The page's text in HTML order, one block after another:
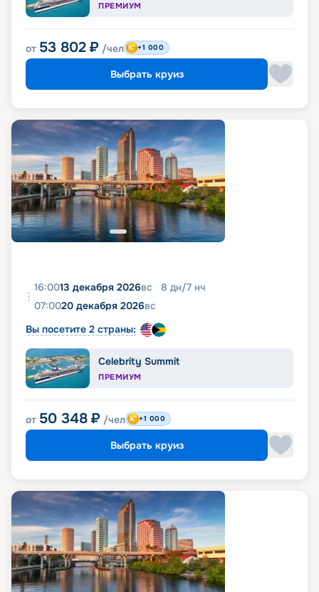
ПРЕМИУМ
от 53 802 ₽ /чел +1 000
Выбрать круиз
16:0013 декабря 2026вс 8 дн/7 нч
07:0020 декабря 2026вс
Вы посетите 2 страны:
Celebrity Summit
ПРЕМИУМ
от 50 348 ₽ /чел +1 000
Выбрать круиз